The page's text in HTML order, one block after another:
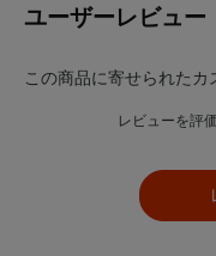
ユーザーレビュー
この商品に寄せられたカ
レビューを評